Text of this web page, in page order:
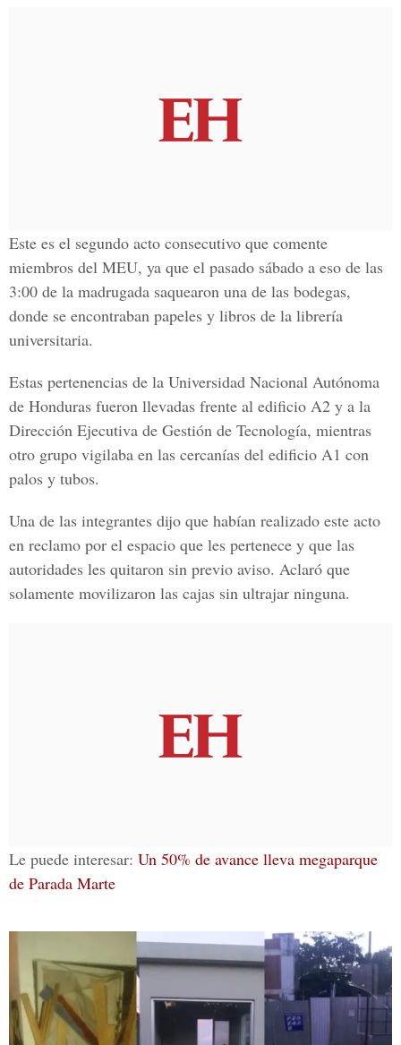
Este es el segundo acto consecutivo que comente
miembros del MEU, ya que el pasado sábado a eso de las
3:00 de la madrugada saquearon una de las bodegas,
donde se encontraban papeles y libros de la librería
universitaria.
Estas pertenencias de la Universidad Nacional Autónoma
de Honduras fueron llevadas frente al edificio A2 y a la
Dirección Ejecutiva de Gestión de Tecnología, mientras
otro grupo vigilaba en las cercanías del edificio A1 con
palos y tubos.
Una de las integrantes dijo que habían realizado este acto
en reclamo por el espacio que les pertenece y que las
autoridades les quitaron sin previo aviso. Aclaró que
solamente movilizaron las cajas sin ultrajar ninguna.
Le puede interesar: Un 50% de avance lleva megaparque
de Parada Marte